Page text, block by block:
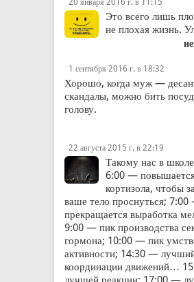
20 января 2016 г. в 11:15
Это всего лишь
не плохая жизнь.
1 сентября 2016 г. в 18:32
Хорошо, когда муж —
скандалы, можно бить
голову.
22 августа 2015 г. в 22:19
Такому нас в
6:00 —
кортизола, чтобы
ваше тело проснуться;
прекращается выработка
9:00 — пик производства
гормона; 10:00 — пик
активности; 14:30 —
координации движений…